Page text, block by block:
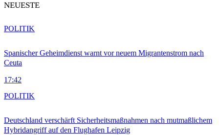
NEUESTE
Spanischer Geheimdienst warnt vor neuem Migrantenstrom nach
Ceuta
17:42
POLITIK
Deutschland verschärft Sicherheitsmaßnahmen nach mutmaßlichem
Hybridangriff auf den Flughafen Leipzig
POLITIK